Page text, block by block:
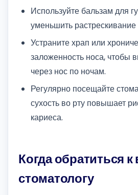
Используйте бальзам для
уменьшить растрескивание
Устраните храп или
заложенность носа, чтобы
через нос по ночам.
Регулярно посещайте
сухость во рту повышает
кариеса.
Когда обратиться
стоматологу